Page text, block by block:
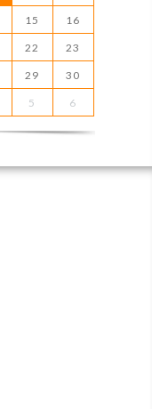
15 16
22 23
29 30
5 6